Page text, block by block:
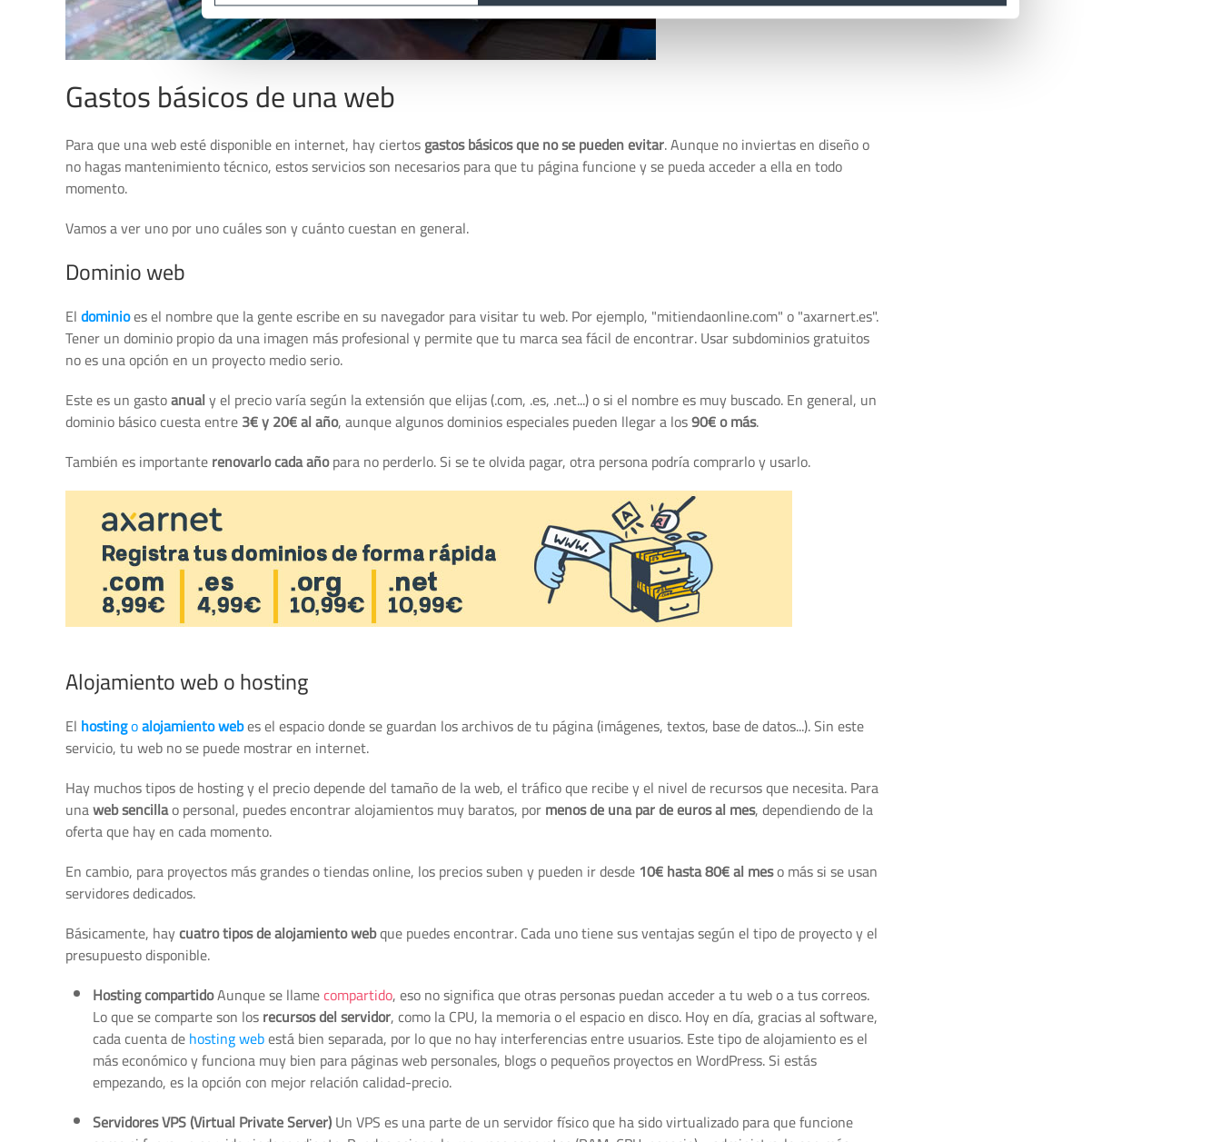
Gastos básicos de una web
Para que una web esté disponible en internet, hay ciertosgastos básicos que no se pueden evitar. Aunque no inviertas en diseño o
no hagas mantenimiento técnico, estos servicios son necesarios para que tu página funcione y se pueda acceder a ella en todo
momento.
Vamos a ver uno por uno cuáles son y cuánto cuestan en general.
Dominio web
Eldominioes el nombre que la gente escribe en su navegador para visitar tu web. Por ejemplo, "mitiendaonline.com" o "axarnert.es".
Tener un dominio propio da una imagen más profesional y permite que tu marca sea fácil de encontrar. Usar subdominios gratuitos
no es una opción en un proyecto medio serio.
Este es un gastoanualy el precio varía según la extensión que elijas (.com, .es, .net...) o si el nombre es muy buscado. En general, un
dominio básico cuesta entre3€ y 20€ al año, aunque algunos dominios especiales pueden llegar a los90€ o más.
También es importanterenovarlo cada añopara no perderlo. Si se te olvida pagar, otra persona podría comprarlo y usarlo.
Alojamiento web o hosting
El hostingoalojamiento webes el espacio donde se guardan los archivos de tu página (imágenes, textos, base de datos...). Sin este
servicio, tu web no se puede mostrar en internet.
Hay muchos tipos de hosting y el precio depende del tamaño de la web, el tráfico que recibe y el nivel de recursos que necesita. Para
unaweb sencillao personal, puedes encontrar alojamientos muy baratos, pormenos de una par de euros al mes, dependiendo de la
oferta que hay en cada momento.
En cambio, para proyectos más grandes o tiendas online, los precios suben y pueden ir desde10€ hasta 80€ al meso más si se usan
servidores dedicados.
Básicamente, haycuatro tipos de alojamiento webque puedes encontrar. Cada uno tiene sus ventajas según el tipo de proyecto y el
presupuesto disponible.
Hosting compartidoAunque se llamecompartido, eso no significa que otras personas puedan acceder a tu web o a tus correos.
Lo que se comparte son losrecursos del servidor, como la CPU, la memoria o el espacio en disco. Hoy en día, gracias al software,
cada cuenta dehosting webestá bien separada, por lo que no hay interferencias entre usuarios. Este tipo de alojamiento es el
más económico y funciona muy bien para páginas web personales, blogs o pequeños proyectos en WordPress. Si estás
empezando, es la opción con mejor relación calidad-precio.
Servidores VPS (Virtual Private Server)Un VPS es una parte de un servidor físico que ha sido virtualizado para que funcione